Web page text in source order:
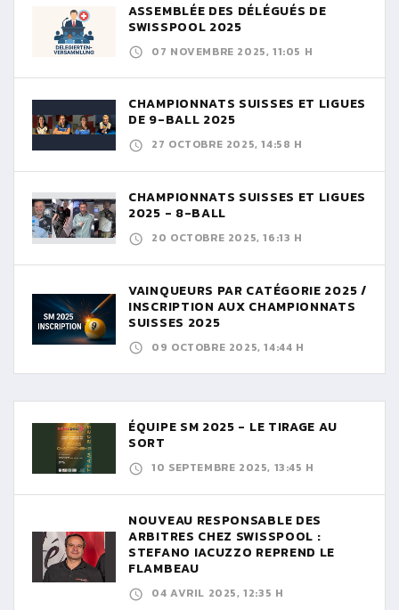
ASSEMBLÉE DES DÉLÉGUÉS DE
SWISSPOOL 2025
07 NOVEMBRE 2025, 11:05 H
CHAMPIONNATS SUISSES ET LIGUES
DE 9-BALL 2025
27 OCTOBRE 2025, 14:58 H
CHAMPIONNATS SUISSES ET LIGUES
2025 - 8-BALL
20 OCTOBRE 2025, 16:13 H
VAINQUEURS PAR CATÉGORIE 2025 /
INSCRIPTION AUX CHAMPIONNATS
SUISSES 2025
09 OCTOBRE 2025, 14:44 H
ÉQUIPE SM 2025 - LE TIRAGE AU
SORT
10 SEPTEMBRE 2025, 13:45 H
NOUVEAU RESPONSABLE DES
ARBITRES CHEZ SWISSPOOL :
STEFANO IACUZZO REPREND LE
FLAMBEAU
04 AVRIL 2025, 12:35 H